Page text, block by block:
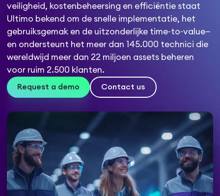
veiligheid, kostenbeheersing en efficiëntie staat
Ultimo bekend om de snelle implementatie, het
gebruiksgemak en de uitzonderlijke time-to-value—
en ondersteunt het meer dan 145.000 technici die
wereldwijd meer dan 22 miljoen assets beheren
voor ruim 2.500 klanten.
Request a demo Contact us